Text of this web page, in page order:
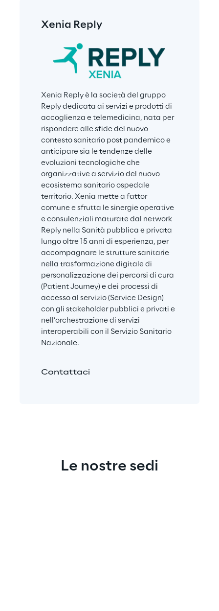
Xenia Reply
Xenia Reply è la società del gruppo
Reply dedicata ai servizi e prodotti di
accoglienza e telemedicina, nata per
rispondere alle sfide del nuovo
contesto sanitario post pandemico e
anticipare sia le tendenze delle
evoluzioni tecnologiche che
organizzative a servizio del nuovo
ecosistema sanitario ospedale
territorio. Xenia mette a fattor
comune e sfrutta le sinergie operative
e consulenziali maturate dal network
Reply nella Sanità pubblica e privata
lungo oltre 15 anni di esperienza, per
accompagnare le strutture sanitarie
nella trasformazione digitale di
personalizzazione dei percorsi di cura
(Patient Journey) e dei processi di
accesso al servizio (Service Design)
con gli stakeholder pubblici e privati e
nell’orchestrazione di servizi
interoperabili con il Servizio Sanitario
Nazionale.
Contattaci
Le nostre sedi